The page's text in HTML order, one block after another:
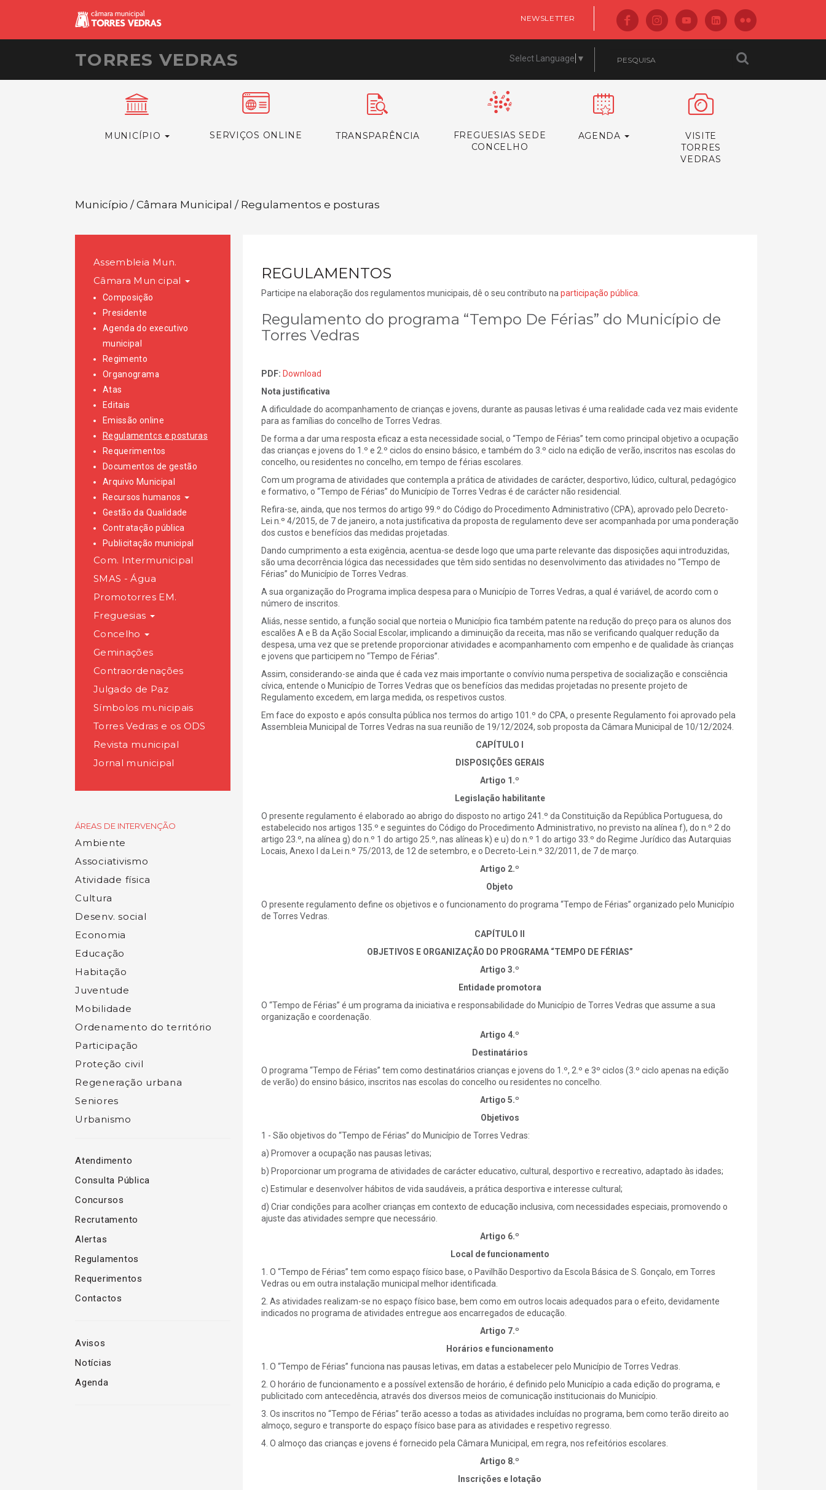
NEWSLETTER
TORRES VEDRAS Select Language ▼
MUNICÍPIO SERVIÇOS ONLINE TRANSPARÊNCIA
FREGUESIAS SEDE
CONCELHO
AGENDA
VISITE
TORRES
VEDRAS
Município / Câmara Municipal / Regulamentos e posturas
Assembleia Mun.
Câmara Municipal
Composição
Presidente
Agenda do executivo
municipal
Regimento
Organograma
Atas
Editais
Emissão online
Regulamentos e posturas
Requerimentos
Documentos de gestão
Arquivo Municipal
Recursos humanos
Gestão da Qualidade
Contratação pública
Publicitação municipal
Com. Intermunicipal
SMAS - Água
Promotorres EM.
Freguesias
Concelho
Geminações
Contraordenações
Julgado de Paz
Símbolos municipais
Torres Vedras e os ODS
Revista municipal
Jornal municipal
ÁREAS DE INTERVENÇÃO
Ambiente
Associativismo
Atividade física
Cultura
Desenv. social
Economia
Educação
Habitação
Juventude
Mobilidade
Ordenamento do território
Participação
Proteção civil
Regeneração urbana
Seniores
Urbanismo
Atendimento
Consulta Pública
Concursos
Recrutamento
Alertas
Regulamentos
Requerimentos
Contactos
Avisos
Notícias
Agenda
REGULAMENTOS
Participe na elaboração dos regulamentos municipais, dê o seu contributo na participação pública
Regulamento do programa “Tempo De Férias” do Município de
Torres Vedras
PDF: Download
Nota justificativa
A dificuldade do acompanhamento de crianças e jovens, durante as pausas letivas é uma realidade cada vez mais evidente
para as famílias do concelho de Torres Vedras.
De forma a dar uma resposta eficaz a esta necessidade social, o “Tempo de Férias” tem como principal objetivo a ocupação
das crianças e jovens do 1.º e 2.º ciclos do ensino básico, e também do 3.º ciclo na edição de verão, inscritos nas escolas do
concelho, ou residentes no concelho, em tempo de férias escolares.
Com um programa de atividades que contempla a prática de atividades de carácter, desportivo, lúdico, cultural, pedagógico
e formativo, o “Tempo de Férias” do Município de Torres Vedras é de carácter não residencial.
Refira-se, ainda, que nos termos do artigo 99.º do Código do Procedimento Administrativo (CPA), aprovado pelo Decreto-
Lei n.º 4/2015, de 7 de janeiro, a nota justificativa da proposta de regulamento deve ser acompanhada por uma ponderação
dos custos e benefícios das medidas projetadas.
Dando cumprimento a esta exigência, acentua-se desde logo que uma parte relevante das disposições aqui introduzidas,
são uma decorrência lógica das necessidades que têm sido sentidas no desenvolvimento das atividades no “Tempo de
Férias” do Município de Torres Vedras.
A sua organização do Programa implica despesa para o Município de Torres Vedras, a qual é variável, de acordo com o
número de inscritos.
Aliás, nesse sentido, a função social que norteia o Município fica também patente na redução do preço para os alunos dos
escalões A e B da Ação Social Escolar, implicando a diminuição da receita, mas não se verificando qualquer redução da
despesa, uma vez que se pretende proporcionar atividades e acompanhamento com empenho e de qualidade às crianças
e jovens que participem no “Tempo de Férias”.
Assim, considerando-se ainda que é cada vez mais importante o convívio numa perspetiva de socialização e consciência
cívica, entende o Município de Torres Vedras que os benefícios das medidas projetadas no presente projeto de
Regulamento excedem, em larga medida, os respetivos custos.
Em face do exposto e após consulta pública nos termos do artigo 101.º do CPA, o presente Regulamento foi aprovado pela
Assembleia Municipal de Torres Vedras na sua reunião de 19/12/2024, sob proposta da Câmara Municipal de 10/12/2024.
CAPÍTULO I
DISPOSIÇÕES GERAIS
Artigo 1.º
Legislação habilitante
O presente regulamento é elaborado ao abrigo do disposto no artigo 241.º da Constituição da República Portuguesa, do
estabelecido nos artigos 135.º e seguintes do Código do Procedimento Administrativo, no previsto na alínea f), do n.º 2 do
artigo 23.º, na alínea g) do n.º 1 do artigo 25.º, nas alíneas k) e u) do n.º 1 do artigo 33.º do Regime Jurídico das Autarquias
Locais, Anexo I da Lei n.º 75/2013, de 12 de setembro, e o Decreto-Lei n.º 32/2011, de 7 de março.
Artigo 2.º
Objeto
O presente regulamento define os objetivos e o funcionamento do programa “Tempo de Férias” organizado pelo Município
de Torres Vedras.
CAPÍTULO II
OBJETIVOS E ORGANIZAÇÃO DO PROGRAMA “TEMPO DE FÉRIAS”
Artigo 3.º
Entidade promotora
O “Tempo de Férias” é um programa da iniciativa e responsabilidade do Município de Torres Vedras que assume a sua
organização e coordenação.
Artigo 4.º
Destinatários
O programa “Tempo de Férias” tem como destinatários crianças e jovens do 1.º, 2.º e 3º ciclos (3.º ciclo apenas na edição
de verão) do ensino básico, inscritos nas escolas do concelho ou residentes no concelho.
Artigo 5.º
Objetivos
1 - São objetivos do “Tempo de Férias” do Município de Torres Vedras:
a) Promover a ocupação nas pausas letivas;
b) Proporcionar um programa de atividades de carácter educativo, cultural, desportivo e recreativo, adaptado às idades;
c) Estimular e desenvolver hábitos de vida saudáveis, a prática desportiva e interesse cultural;
d) Criar condições para acolher crianças em contexto de educação inclusiva, com necessidades especiais, promovendo o
ajuste das atividades sempre que necessário.
Artigo 6.º
Local de funcionamento
1. O “Tempo de Férias” tem como espaço físico base, o Pavilhão Desportivo da Escola Básica de S. Gonçalo, em Torres
Vedras ou em outra instalação municipal melhor identificada.
2. As atividades realizam-se no espaço físico base, bem como em outros locais adequados para o efeito, devidamente
indicados no programa de atividades entregue aos encarregados de educação.
Artigo 7.º
Horários e funcionamento
1. O “Tempo de Férias” funciona nas pausas letivas, em datas a estabelecer pelo Município de Torres Vedras.
2. O horário de funcionamento e a possível extensão de horário, é definido pelo Município a cada edição do programa, e
publicitado com antecedência, através dos diversos meios de comunicação institucionais do Município.
3. Os inscritos no “Tempo de Férias” terão acesso a todas as atividades incluídas no programa, bem como terão direito ao
almoço, seguro e transporte do espaço físico base para as atividades e respetivo regresso.
4. O almoço das crianças e jovens é fornecido pela Câmara Municipal, em regra, nos refeitórios escolares.
Artigo 8.º
Inscrições e lotação